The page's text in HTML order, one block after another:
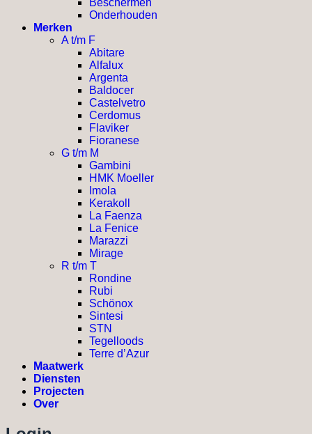
Beschermen
Onderhouden
Merken
A t/m F
Abitare
Alfalux
Argenta
Baldocer
Castelvetro
Cerdomus
Flaviker
Fioranese
G t/m M
Gambini
HMK Moeller
Imola
Kerakoll
La Faenza
La Fenice
Marazzi
Mirage
R t/m T
Rondine
Rubi
Schönox
Sintesi
STN
Tegelloods
Terre d’Azur
Maatwerk
Diensten
Projecten
Over